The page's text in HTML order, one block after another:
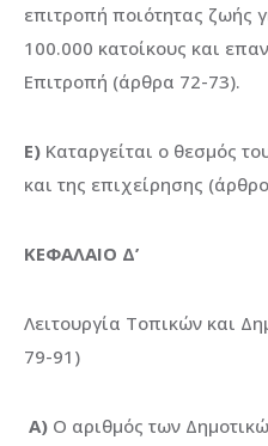
επιτροπή ποιότητας ζωής
100.000 κατοίκους και
Επιτροπή (άρθρα 72-73).
Ε) Καταργείται ο θεσμός
και της επιχείρησης
ΚΕΦΑΛΑΙΟ Δ’
Λειτουργία Τοπικών και
79-91)
Α) Ο αριθμός των